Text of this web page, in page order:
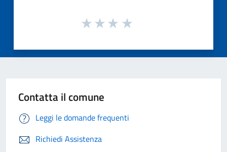
Contatta il comune
Leggi le domande frequenti
Richiedi Assistenza